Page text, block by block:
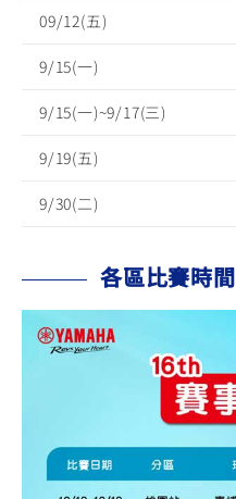
09/12(五)
9/15(一)
9/15(一)~9/17(三)
9/19(五)
9/30(二)
各區比賽時